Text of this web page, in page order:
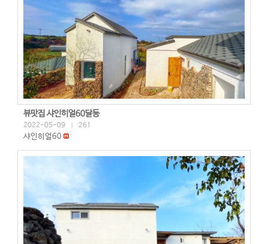
뷰맛집 샤인히얼60달동
2022-05-09 261
샤인히얼60